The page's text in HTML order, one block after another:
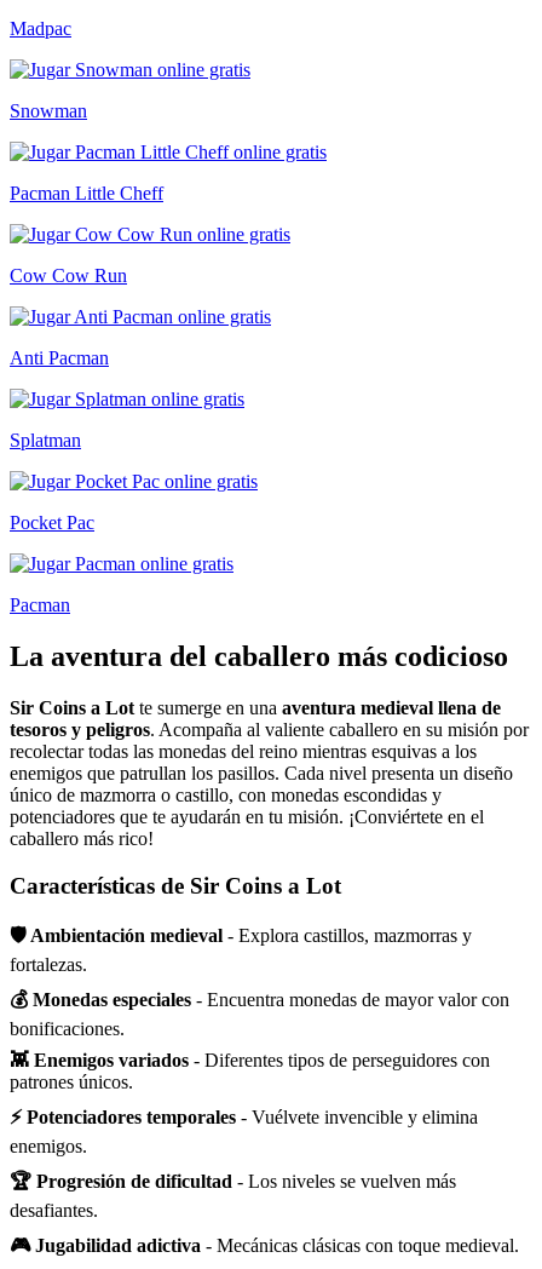
Madpac
Snowman
Pacman Little Cheff
Cow Cow Run
Anti Pacman
Splatman
Pocket Pac
Pacman
La aventura del caballero más codicioso
Sir Coins a Lot te sumerge en una aventura medieval llena de
tesoros y peligros. Acompaña al valiente caballero en su misión por
recolectar todas las monedas del reino mientras esquivas a los
enemigos que patrullan los pasillos. Cada nivel presenta un diseño
único de mazmorra o castillo, con monedas escondidas y
potenciadores que te ayudarán en tu misión. ¡Conviértete en el
caballero más rico!
Características de Sir Coins a Lot
🛡️ Ambientación medieval - Explora castillos, mazmorras y
fortalezas.
💰 Monedas especiales - Encuentra monedas de mayor valor con
bonificaciones.
👾 Enemigos variados - Diferentes tipos de perseguidores con
patrones únicos.
⚡ Potenciadores temporales - Vuélvete invencible y elimina
enemigos.
🏆 Progresión de dificultad - Los niveles se vuelven más
desafiantes.
🎮 Jugabilidad adictiva - Mecánicas clásicas con toque medieval.